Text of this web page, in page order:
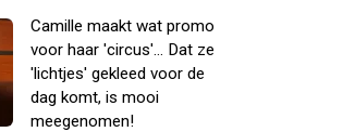
Camille maakt wat promo
voor haar 'circus'... Dat ze
'lichtjes' gekleed voor de
dag komt, is mooi
meegenomen!